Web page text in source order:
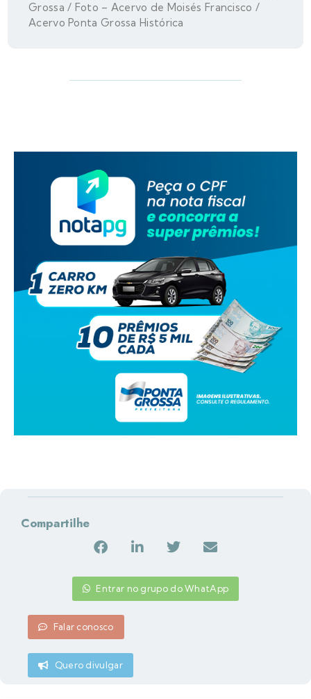
Grossa / Foto – Acervo de Moisés Francisco /
Acervo Ponta Grossa Histórica
Compartilhe
Entrar no grupo do WhatApp
Falar conosco
Quero divulgar